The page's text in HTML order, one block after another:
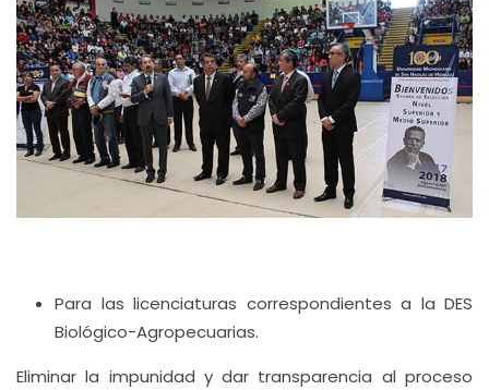
Para las licenciaturas correspondientes a la DES
Biológico-Agropecuarias.
Eliminar la impunidad y dar transparencia al proceso